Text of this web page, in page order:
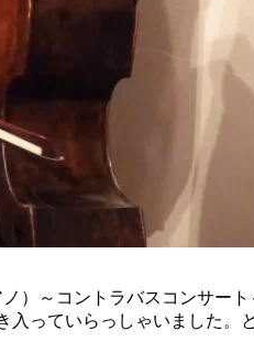
）～コントラバスコンサー
っていらっしゃいました。